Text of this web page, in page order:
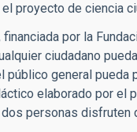
proyecto de ciencia
por la
ciudadano
público general
elaborado por el
dos personas